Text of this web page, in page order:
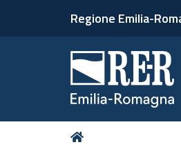
Regione Emilia-
Tu